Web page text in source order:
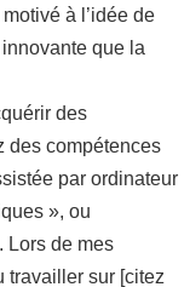
à l’idée de
que la
des
des compétences
par ordinateur
», ou
Lors de mes
travailler sur [citez